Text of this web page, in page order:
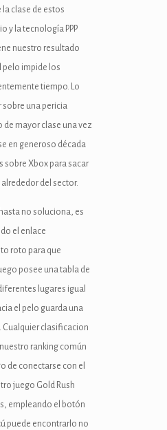
clase de estos
y la tecnología PPP
nuestro resultado
pelo impide los
tiempo. Lo
sobre una pericia
mayor clase una vez
en generoso década
sobre Xbox para sacar
del sector.
no soluciona, es
el enlace
roto para que
posee una tabla de
lugares igual
el pelo guarda una
clasificacion
ranking común
de conectarse con el
juego Gold Rush
empleando el botón
puede encontrarlo no